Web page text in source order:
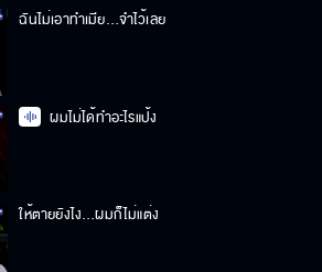
ฉันไม่เอาทำเมีย…จำไว้เลย
ผมไม่ได้ทำอะไรแป้ง
ให้ตายยังไง…ผมก็ไม่แต่ง